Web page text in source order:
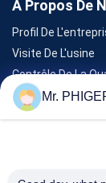
À Propos De
Profil De
Visite De L'usine
Contrôle De La
Plan Du Site
Mr.